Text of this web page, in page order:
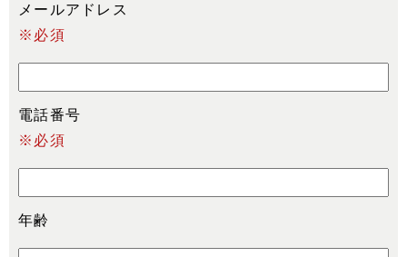
メールアドレス
※必須
電話番号
※必須
年齢